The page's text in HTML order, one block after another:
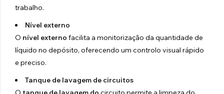
trabalho.
Nível externo
O nível externo facilita a monitorização da quantidade de
líquido no depósito, oferecendo um controlo visual rápido
e preciso.
Tanque de lavagem de circuitos